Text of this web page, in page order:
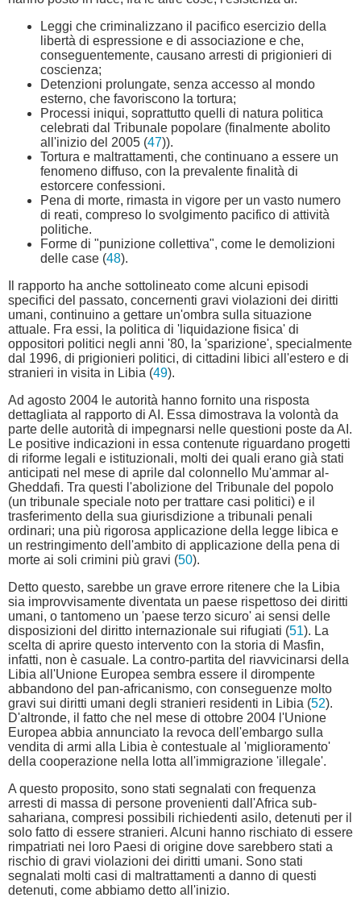
Leggi che criminalizzano il pacifico esercizio della
libertà di espressione e di associazione e che,
conseguentemente, causano arresti di prigionieri di
coscienza;
Detenzioni prolungate, senza accesso al mondo
esterno, che favoriscono la tortura;
Processi iniqui, soprattutto quelli di natura politica
celebrati dal Tribunale popolare (finalmente abolito
all'inizio del 2005 (47)).
Tortura e maltrattamenti, che continuano a essere un
fenomeno diffuso, con la prevalente finalità di
estorcere confessioni.
Pena di morte, rimasta in vigore per un vasto numero
di reati, compreso lo svolgimento pacifico di attività
politiche.
Forme di "punizione collettiva", come le demolizioni
delle case (48).
Il rapporto ha anche sottolineato come alcuni episodi
specifici del passato, concernenti gravi violazioni dei diritti
umani, continuino a gettare un'ombra sulla situazione
attuale. Fra essi, la politica di 'liquidazione fisica' di
oppositori politici negli anni '80, la 'sparizione', specialmente
dal 1996, di prigionieri politici, di cittadini libici all'estero e di
stranieri in visita in Libia (49).
Ad agosto 2004 le autorità hanno fornito una risposta
dettagliata al rapporto di AI. Essa dimostrava la volontà da
parte delle autorità di impegnarsi nelle questioni poste da AI.
Le positive indicazioni in essa contenute riguardano progetti
di riforme legali e istituzionali, molti dei quali erano già stati
anticipati nel mese di aprile dal colonnello Mu'ammar al-
Gheddafi. Tra questi l'abolizione del Tribunale del popolo
(un tribunale speciale noto per trattare casi politici) e il
trasferimento della sua giurisdizione a tribunali penali
ordinari; una più rigorosa applicazione della legge libica e
un restringimento dell'ambito di applicazione della pena di
morte ai soli crimini più gravi (50).
Detto questo, sarebbe un grave errore ritenere che la Libia
sia improvvisamente diventata un paese rispettoso dei diritti
umani, o tantomeno un 'paese terzo sicuro' ai sensi delle
disposizioni del diritto internazionale sui rifugiati (51). La
scelta di aprire questo intervento con la storia di Masfin,
infatti, non è casuale. La contro-partita del riavvicinarsi della
Libia all'Unione Europea sembra essere il dirompente
abbandono del pan-africanismo, con conseguenze molto
gravi sui diritti umani degli stranieri residenti in Libia (52).
D'altronde, il fatto che nel mese di ottobre 2004 l'Unione
Europea abbia annunciato la revoca dell'embargo sulla
vendita di armi alla Libia è contestuale al 'miglioramento'
della cooperazione nella lotta all'immigrazione 'illegale'.
A questo proposito, sono stati segnalati con frequenza
arresti di massa di persone provenienti dall'Africa sub-
sahariana, compresi possibili richiedenti asilo, detenuti per il
solo fatto di essere stranieri. Alcuni hanno rischiato di essere
rimpatriati nei loro Paesi di origine dove sarebbero stati a
rischio di gravi violazioni dei diritti umani. Sono stati
segnalati molti casi di maltrattamenti a danno di questi
detenuti, come abbiamo detto all'inizio.